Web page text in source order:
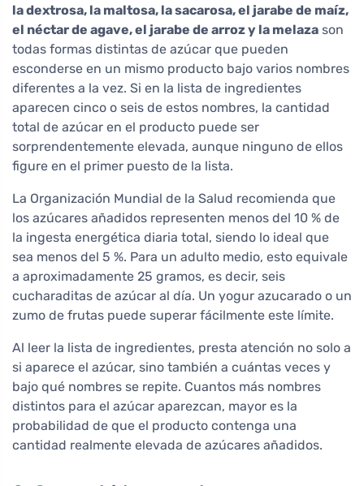
la dextrosa, la maltosa, la sacarosa, el jarabe de maíz,
el néctar de agave, el jarabe de arroz y la melaza son
todas formas distintas de azúcar que pueden
esconderse en un mismo producto bajo varios nombres
diferentes a la vez. Si en la lista de ingredientes
aparecen cinco o seis de estos nombres, la cantidad
total de azúcar en el producto puede ser
sorprendentemente elevada, aunque ninguno de ellos
figure en el primer puesto de la lista.
La Organización Mundial de la Salud recomienda que
los azúcares añadidos representen menos del 10 % de
la ingesta energética diaria total, siendo lo ideal que
sea menos del 5 %. Para un adulto medio, esto equivale
a aproximadamente 25 gramos, es decir, seis
cucharaditas de azúcar al día. Un yogur azucarado o un
zumo de frutas puede superar fácilmente este límite.
Al leer la lista de ingredientes, presta atención no solo a
si aparece el azúcar, sino también a cuántas veces y
bajo qué nombres se repite. Cuantos más nombres
distintos para el azúcar aparezcan, mayor es la
probabilidad de que el producto contenga una
cantidad realmente elevada de azúcares añadidos.